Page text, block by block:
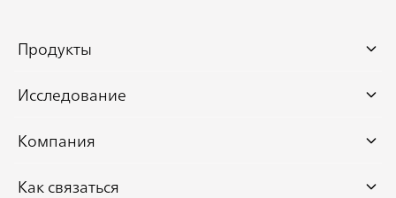
Продукты
Исследование
Компания
Как связаться